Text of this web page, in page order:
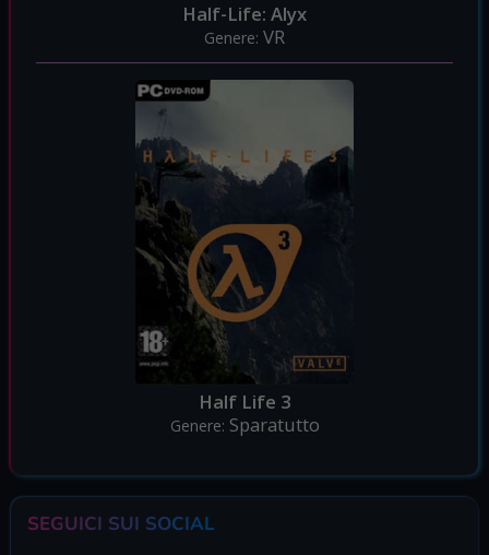
Half-Life: Alyx
Genere: VR
Half Life 3
Genere: Sparatutto
SEGUICI SUI SOCIAL